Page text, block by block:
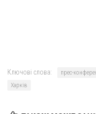
Монастирі
Ключові слова: прес-
Харків